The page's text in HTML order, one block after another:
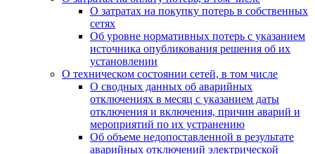
О затратах на покупку потерь в собственных
сетях
Об уровне нормативных потерь с указанием
источника опубликования решения об их
установлении
О техническом состоянии сетей, в том числе
О сводных данных об аварийных
отключениях в месяц с указанием даты
отключения и включения, причин аварий и
мероприятий по их устранению
Об объеме недопоставленной в результате
аварийных отключений электрической